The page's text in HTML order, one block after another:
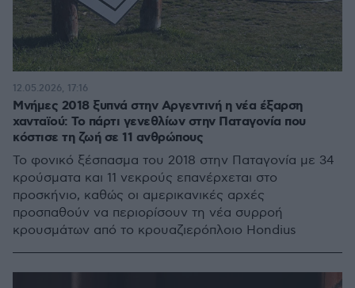
Μνήμες 2018 ξυπνά στην Αργεντινή η νέα έξαρση
χανταϊού: Το πάρτι γενεθλίων στην Παταγονία που
κόστισε τη ζωή σε 11 ανθρώπους
Το φονικό ξέσπασμα του 2018 στην Παταγονία με 34
κρούσματα και 11 νεκρούς επανέρχεται στο
προσκήνιο, καθώς οι αμερικανικές αρχές
προσπαθούν να περιορίσουν τη νέα συρροή
κρουσμάτων από το κρουαζιερόπλοιο Hondius
12.05.2026, 17:16